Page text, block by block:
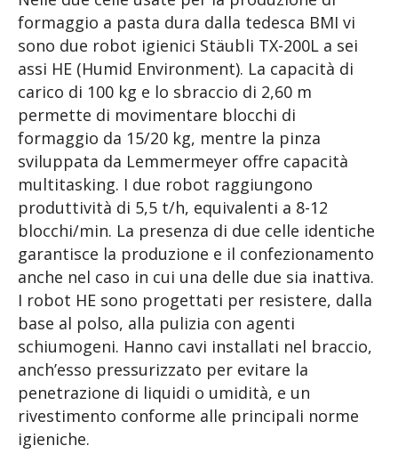
formaggio a pasta dura dalla tedesca BMI vi
sono due robot igienici Stäubli TX-200L a sei
assi HE (Humid Environment). La capacità di
carico di 100 kg e lo sbraccio di 2,60 m
permette di movimentare blocchi di
formaggio da 15/20 kg, mentre la pinza
sviluppata da Lemmermeyer offre capacità
multitasking. I due robot raggiungono
produttività di 5,5 t/h, equivalenti a 8-12
blocchi/min. La presenza di due celle identiche
garantisce la produzione e il confezionamento
anche nel caso in cui una delle due sia inattiva.
I robot HE sono progettati per resistere, dalla
base al polso, alla pulizia con agenti
schiumogeni. Hanno cavi installati nel braccio,
anch’esso pressurizzato per evitare la
penetrazione di liquidi o umidità, e un
rivestimento conforme alle principali norme
igieniche.